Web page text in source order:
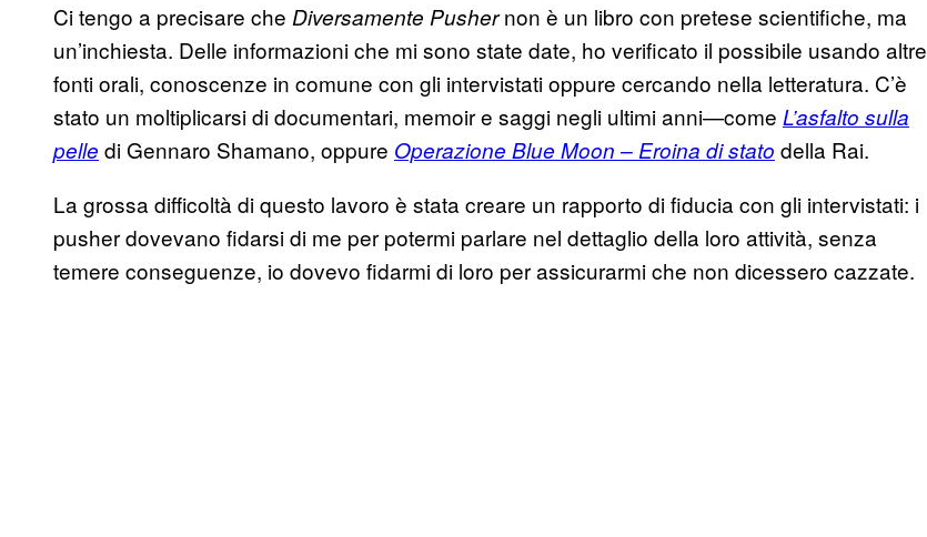
Ci tengo a precisare che Diversamente Pushernon è un libro con pretese scientifiche, ma
un’inchiesta. Delle informazioni che mi sono state date, ho verificato il possibile usando altre
fonti orali, conoscenze in comune con gli intervistati oppure cercando nella letteratura. C’è
stato un moltiplicarsi di documentari, memoir e saggi negli ultimi anni—come L’asfalto sulla
pelle di Gennaro Shamano, oppure Operazione Blue Moon – Eroina di stato della Rai.
La grossa difficoltà di questo lavoro è stata creare un rapporto di fiducia con gli intervistati: i
pusher dovevano fidarsi di me per potermi parlare nel dettaglio della loro attività, senza
temere conseguenze, io dovevo fidarmi di loro per assicurarmi che non dicessero cazzate.